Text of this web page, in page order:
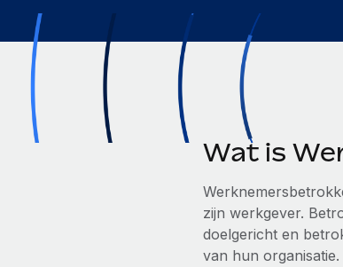
Wat is
zijn werkgever.
doelgericht en
van hun